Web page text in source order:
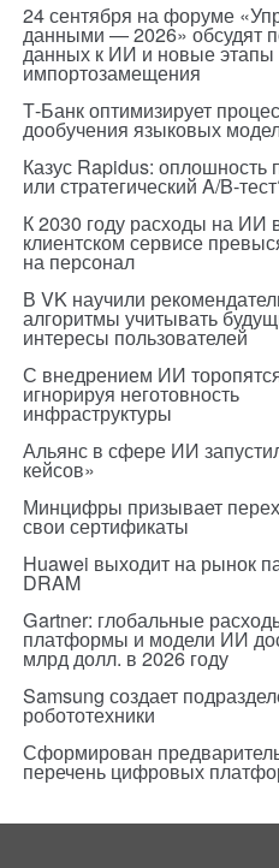
24 сентября на форуме
данными — 2026» обсудят
данных к ИИ и новые этапы
импортозамещения
Т-Банк оптимизирует
дообучения языковых
Казус Rapidus: оплошность
или стратегический A/B-
К 2030 году расходы на ИИ
клиентском сервисе
на персонал
В VK научили
алгоритмы учитывать
интересы пользователей
С внедрением ИИ
игнорируя неготовность
инфраструктуры
Альянс в сфере ИИ
кейсов»
Минцифры призывает
свои сертификаты
Huawei выходит на рынок
DRAM
Gartner: глобальные
платформы и модели ИИ
млрд долл. в 2026 году
Samsung создает
робототехники
Сформирован
перечень цифровых